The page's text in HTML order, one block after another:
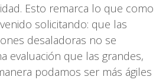
Esto remarca lo que como
solicitando: que las
desaladoras no se
evaluación que las grandes,
podamos ser más ágiles